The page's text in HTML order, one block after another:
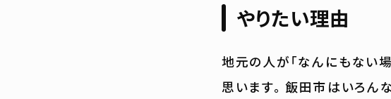
やりたい理由
地元の人が「なんにもない
思います。 飯田市はいろん